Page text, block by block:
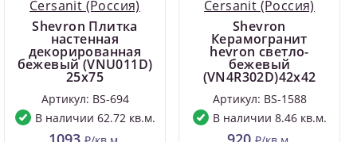
Cersanit (Россия)
Shevron Плитка
настенная
декорированная
бежевый (VNU011D)
25x75
Артикул: BS-694
В наличии 62.72 кв.м.
Cersanit (Россия)
Shevron
Керамогранит
hevron светло-
бежевый
(VN4R302D)42x42
Артикул: BS-1588
В наличии 8.46 кв.м.